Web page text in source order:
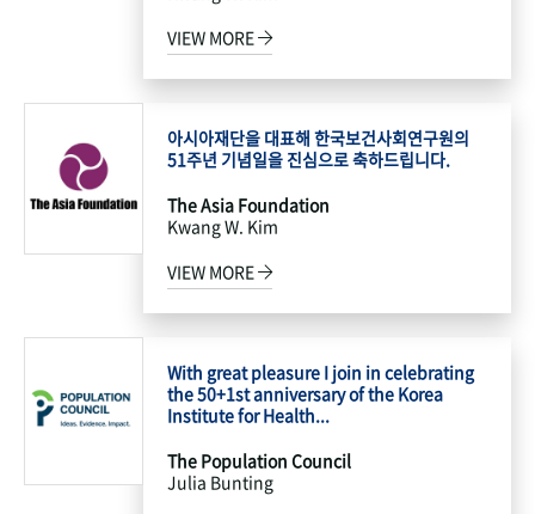
VIEW MORE
아시아재단을 대표해 한국보건사회연구원의
51주년 기념일을 진심으로 축하드립니다.
The Asia Foundation
Kwang W. Kim
VIEW MORE
With great pleasure I join in celebrating
the 50+1st anniversary of the Korea
Institute for Health...
The Population Council
Julia Bunting